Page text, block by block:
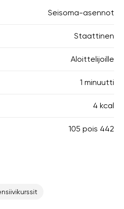
Seisoma-asennot
Staattinen
Aloittelijoille
1 minuutti
4 kcal
105 pois 442